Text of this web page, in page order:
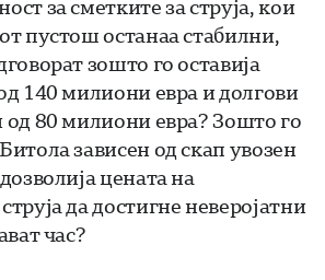
за сметките за струја, кои
пустош останаа стабилни,
зошто го оставија
140 милиони евра и долгови
од 80 милиони евра? Зошто го
зависен од скап увозен
цената на
да достигне неверојатни
час?